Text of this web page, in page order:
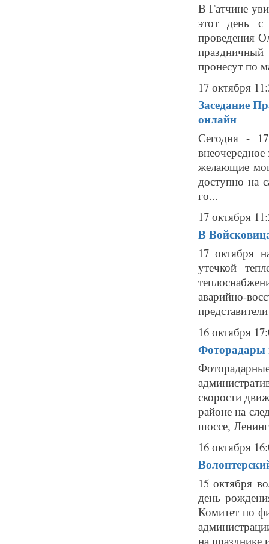
В Гатчине
этот день с
проведения
пронесут по
17 октября
Заседание
онлайн
Сегодня -
желающие
доступно на
го...
17 октября
В
17 октября
утечкой
аварийно-
16 октября
Фоторадары
скорости
районе на
шоссе,
16 октября
15 октября
день
Комитет по
на празднике